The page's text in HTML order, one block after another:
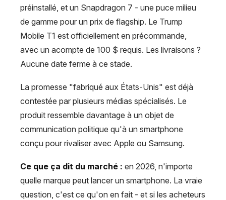
préinstallé, et un Snapdragon 7 - une puce milieu
de gamme pour un prix de flagship. Le Trump
Mobile T1 est officiellement en précommande,
avec un acompte de 100 $ requis. Les livraisons ?
Aucune date ferme à ce stade.
La promesse "fabriqué aux États-Unis" est déjà
contestée par plusieurs médias spécialisés. Le
produit ressemble davantage à un objet de
communication politique qu'à un smartphone
conçu pour rivaliser avec Apple ou Samsung.
Ce que ça dit du marché : en 2026, n'importe
quelle marque peut lancer un smartphone. La vraie
question, c'est ce qu'on en fait - et si les acheteurs